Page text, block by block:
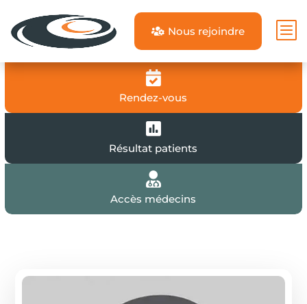
 Nous rejoindre b

Rendez-vous

Résultat patients

Accès médecins